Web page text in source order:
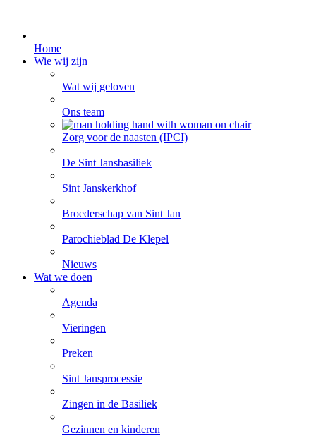
Home
Wie wij zijn
Wat wij geloven
Ons team
Zorg voor de naasten (IPCI)
De Sint Jansbasiliek
Sint Janskerkhof
Broederschap van Sint Jan
Parochieblad De Klepel
Nieuws
Wat we doen
Agenda
Vieringen
Preken
Sint Jansprocessie
Zingen in de Basiliek
Gezinnen en kinderen